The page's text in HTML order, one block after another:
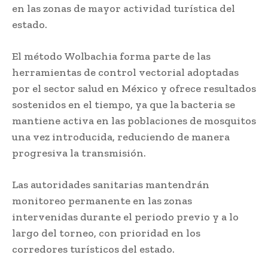
en las zonas de mayor actividad turística del
estado.
El método Wolbachia forma parte de las
herramientas de control vectorial adoptadas
por el sector salud en México y ofrece resultados
sostenidos en el tiempo, ya que la bacteria se
mantiene activa en las poblaciones de mosquitos
una vez introducida, reduciendo de manera
progresiva la transmisión.
Las autoridades sanitarias mantendrán
monitoreo permanente en las zonas
intervenidas durante el periodo previo y a lo
largo del torneo, con prioridad en los
corredores turísticos del estado.